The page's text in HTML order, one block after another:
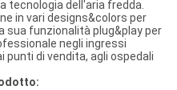
tecnologia dell'aria fredda.
in vari designs&colors per
sua funzionalità plug&play per
negli ingressi
punti di vendita, agli ospedali